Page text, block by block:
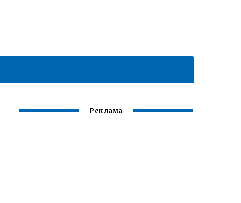
Реклама